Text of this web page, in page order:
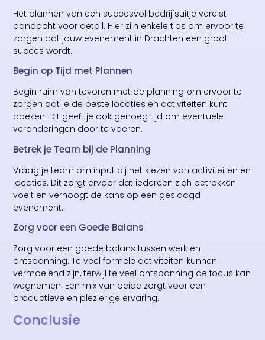
Het plannen van een succesvol bedrijfsuitje vereist
aandacht voor detail. Hier zijn enkele tips om ervoor te
zorgen dat jouw evenement in Drachten een groot
succes wordt.
Begin op Tijd met Plannen
Begin ruim van tevoren met de planning om ervoor te
zorgen dat je de beste locaties en activiteiten kunt
boeken. Dit geeft je ook genoeg tijd om eventuele
veranderingen door te voeren.
Betrek je Team bij de Planning
Vraag je team om input bij het kiezen van activiteiten en
locaties. Dit zorgt ervoor dat iedereen zich betrokken
voelt en verhoogt de kans op een geslaagd
evenement.
Zorg voor een Goede Balans
Zorg voor een goede balans tussen werk en
ontspanning. Te veel formele activiteiten kunnen
vermoeiend zijn, terwijl te veel ontspanning de focus kan
wegnemen. Een mix van beide zorgt voor een
productieve en plezierige ervaring.
Conclusie